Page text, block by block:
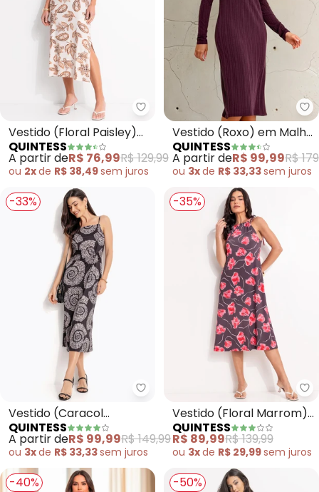
Quintess - Vestido (Floral
Vestido (Floral Paisley)
em Malha de Viscose
QUINTESS
A partir deR$ 76,99R$ 129,99
ou 2xde R$ 38,49sem juros
Vestido (Roxo) em Malha
Texturizada
QUINTESS
A partir deR$ 99,99R$
ou 3xde R$ 33,33sem juros
-33%
Quintess - Vestido (Caracol
Vestido (Caracol
Dourado) em Malha Fria
QUINTESS
A partir deR$ 99,99R$ 149,99
ou 3xde R$ 33,33sem juros
-35%
Vestido (Floral Marrom)
em Malha Fria
QUINTESS
R$ 89,99R$ 139,99
ou 3xde R$ 29,99sem juros
-40% -50%